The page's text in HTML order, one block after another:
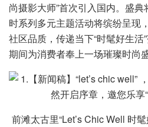
尚摄影大师”首次引入国内。盛
时系列多元主题活动将缤纷呈现
社区品质，传递当下“时髦好生活
期间为消费者奉上一场璀璨时尚盛
前滩太古里“Let’s Chic Well 时